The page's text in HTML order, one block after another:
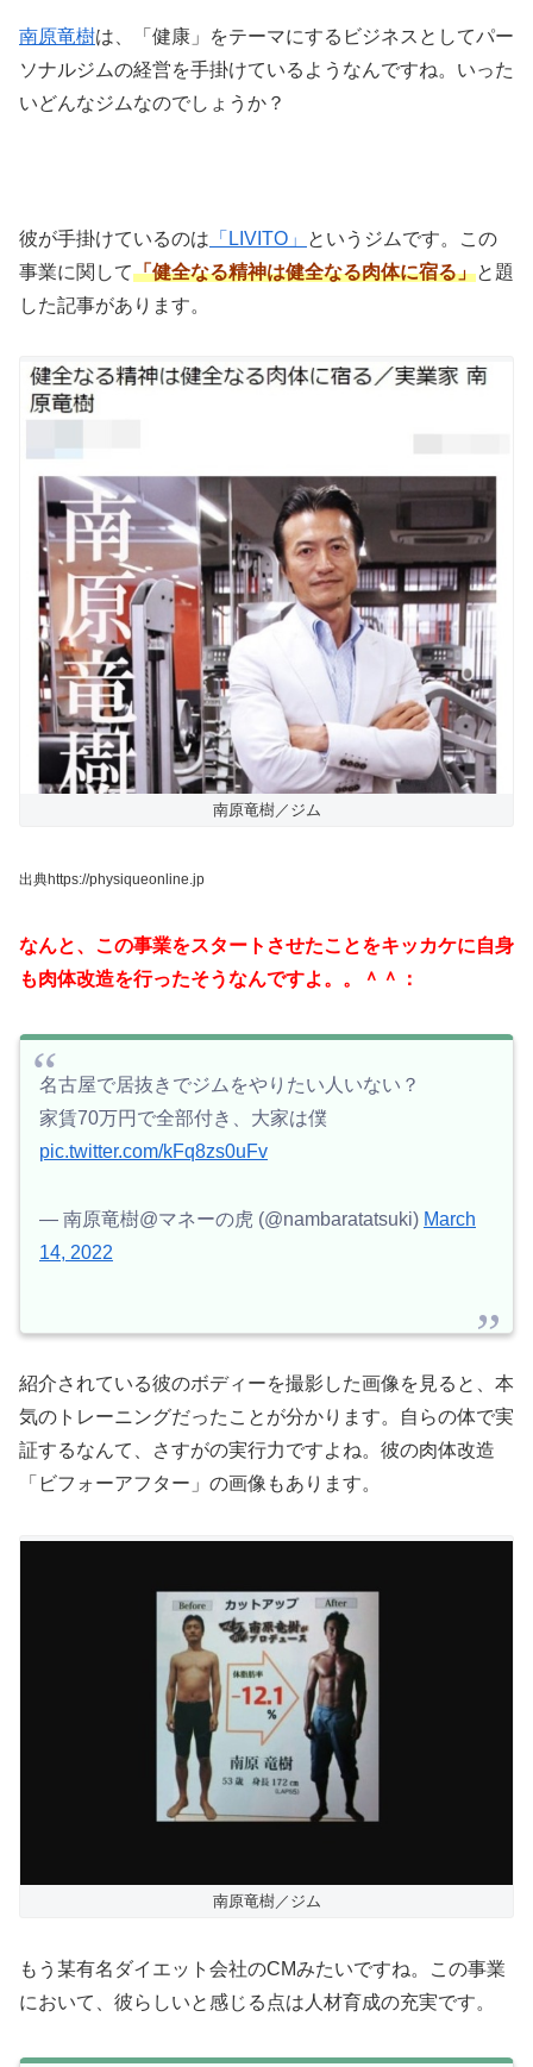
南原竜樹は、「健康」をテーマにするビジネスとしてパー
ソナルジムの経営を手掛けているようなんですね。いった
いどんなジムなのでしょうか？
彼が手掛けているのは 「LIVITO」
というジムです。この
事業に関して「健全なる精神は健全なる肉体に宿る」と題
した記事があります。
南原竜樹／ジム
出典https://physiqueonline.jp
なんと、この事業をスタートさせたことをキッカケに自身
も肉体改造を行ったそうなんですよ。。＾＾：
名古屋で居抜きでジムをやりたい人いない？
家賃70万円で全部付き、大家は僕
pic.twitter.com/kFq8zs0uFv
— 南原竜樹@マネーの虎 (@nambaratatsuki) March
14, 2022
紹介されている彼のボディーを撮影した画像を見ると、本
気のトレーニングだったことが分かります。自らの体で実
証するなんて、さすがの実行力ですよね。彼の肉体改造
「ビフォーアフター」の画像もあります。
南原竜樹／ジム
もう某有名ダイエット会社のCMみたいですね。この事業
において、彼らしいと感じる点は人材育成の充実です。